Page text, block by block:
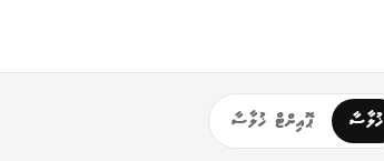
ޚުލާސާ ޕޮއިންޓް ޚުލާސާ